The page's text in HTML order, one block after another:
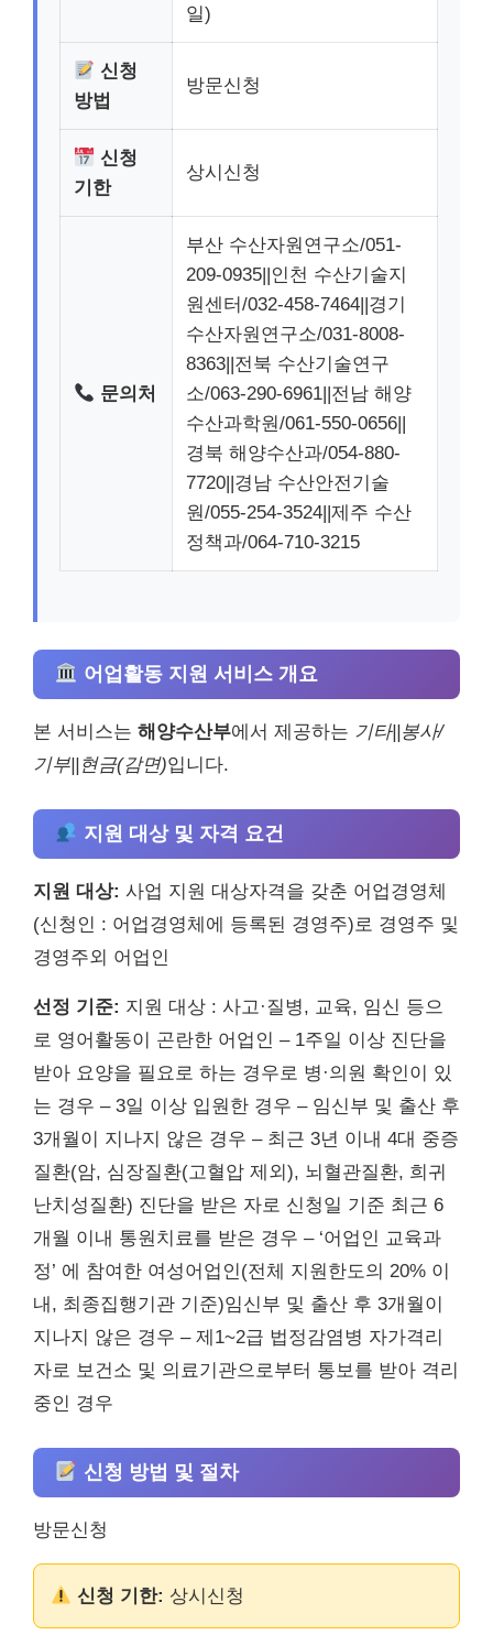
일)
신청
방법
방문신청
신청
기한
상시신청
문의처
부산 수산자원연구소/051-
209-0935||인천 수산기술지
원센터/032-458-7464||경기
수산자원연구소/031-8008-
8363||전북 수산기술연구
소/063-290-6961||전남 해양
수산과학원/061-550-0656||
경북 해양수산과/054-880-
7720||경남 수산안전기술
원/055-254-3524||제주 수산
정책과/064-710-3215
어업활동 지원 서비스 개요
본 서비스는 해양수산부에서 제공하는 기타||봉사/
기부||현금(감면)입니다.
지원 대상 및 자격 요건
지원 대상: 사업 지원 대상자격을 갖춘 어업경영체
(신청인 : 어업경영체에 등록된 경영주)로 경영주 및
경영주외 어업인
선정 기준: 지원 대상 : 사고·질병, 교육, 임신 등으
로 영어활동이 곤란한 어업인 – 1주일 이상 진단을
받아 요양을 필요로 하는 경우로 병·의원 확인이 있
는 경우 – 3일 이상 입원한 경우 – 임신부 및 출산 후
3개월이 지나지 않은 경우 – 최근 3년 이내 4대 중증
질환(암, 심장질환(고혈압 제외), 뇌혈관질환, 희귀
난치성질환) 진단을 받은 자로 신청일 기준 최근 6
개월 이내 통원치료를 받은 경우 – ‘어업인 교육과
정’ 에 참여한 여성어업인(전체 지원한도의 20% 이
내, 최종집행기관 기준)임신부 및 출산 후 3개월이
지나지 않은 경우 – 제1~2급 법정감염병 자가격리
자로 보건소 및 의료기관으로부터 통보를 받아 격리
중인 경우
신청 방법 및 절차
방문신청
신청 기한: 상시신청